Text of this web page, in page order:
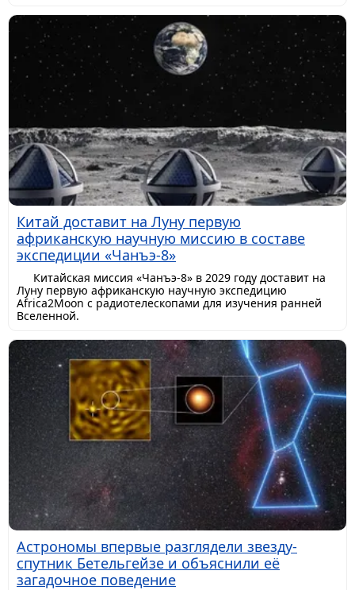
Китай доставит на Луну первую
африканскую научную миссию в составе
экспедиции «Чанъэ-8»
Китайская миссия «Чанъэ-8» в 2029 году доставит на
Луну первую африканскую научную экспедицию
Africa2Moon с радиотелескопами для изучения ранней
Вселенной.
Астрономы впервые разглядели звезду-
спутник Бетельгейзе и объяснили её
загадочное поведение